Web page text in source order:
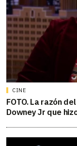
CINE
FOTO. La razón
Downey Jr que